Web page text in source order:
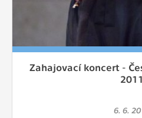
Zahajovací koncert -
2011
6. 6.